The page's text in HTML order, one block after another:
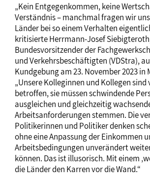
„Kein Entgegenkommen, keine
Verständnis – manchmal fragen wir
Länder bei so einem Verhalten
kritisierte Herrmann-Josef
Bundesvorsitzender der
und Verkehrsbeschäftigten (VDStra),
Kundgebung am 23. November 2023 in
„Unsere Kolleginnen und Kollegen
betroffen, sie müssen schwindende
ausgleichen und gleichzeitig
Arbeitsanforderungen stemmen. Die
Politikerinnen und Politiker denken
ohne eine Anpassung der Einkommen
Arbeitsbedingungen unverändert
können. Das ist illusorisch. Mit einem
die Länder den Karren vor die Wand.“